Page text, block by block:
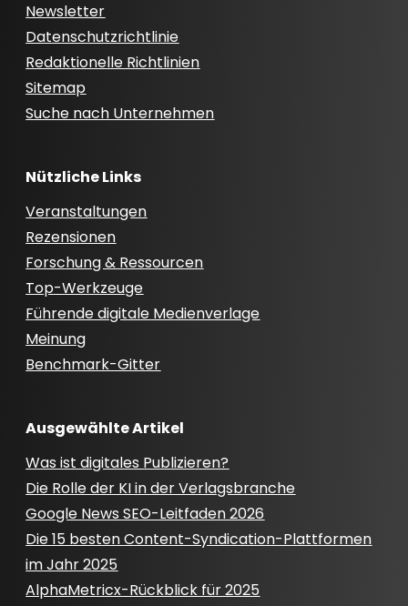
Newsletter
Datenschutzrichtlinie
Redaktionelle Richtlinien
Sitemap
Suche nach Unternehmen
Nützliche Links
Veranstaltungen
Rezensionen
Forschung & Ressourcen
Top-Werkzeuge
Führende digitale Medienverlage
Meinung
Benchmark-Gitter
Ausgewählte Artikel
Was ist digitales Publizieren?
Die Rolle der KI in der Verlagsbranche
Google News SEO-Leitfaden 2026
Die 15 besten Content-Syndication-Plattformen
im Jahr 2025
AlphaMetricx-Rückblick für 2025